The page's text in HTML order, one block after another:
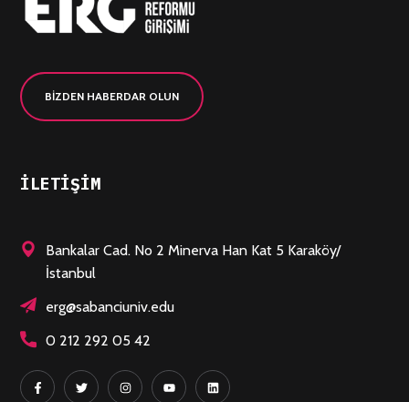
BİZDEN HABERDAR OLUN
ILETIŞIM
Bankalar Cad. No 2 Minerva Han Kat 5 Karaköy/
İstanbul
erg@sabanciuniv.edu
0 212 292 05 42